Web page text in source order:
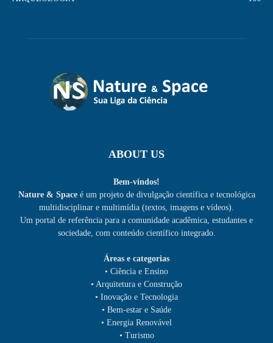
ABOUT US
Bem-vindos!
Nature & Spaceé um projeto de divulgação científica e tecnológica
multidisciplinar e multimídia (textos, imagens e vídeos).
Um portal de referência para a comunidade acadêmica, estudantes e
sociedade, com conteúdo científico integrado.
Áreas e categorias
• Ciência e Ensino
• Arquitetura e Construção
• Inovação e Tecnologia
• Bem-estar e Saúde
• Energia Renovável
• Turismo